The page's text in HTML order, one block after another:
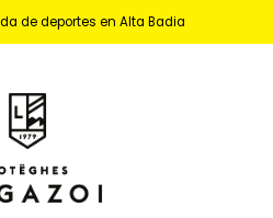
de deportes en Alta Badia